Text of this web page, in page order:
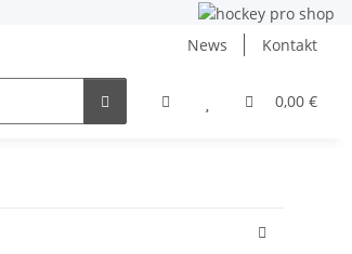
News Kontakt
0,00 €
NHL und DEB Angebote